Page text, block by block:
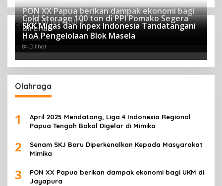
Ekonomi
PON XX Papua berikan dampak ekonomi bagi
UKM di Jayapura
121 Dilihat
Cold Storage 100 ton di PPI Pomako Segera
Direhab
106 Dilihat
SKK Migas dan Inpex Indonesia Tandatangani
HoA Pengelolaan Blok Masela
84 Dilihat
Olahraga
1
April 2025 Mendatang, Liga 4 Indonesia Regional
Papua Tengah Bakal Digelar di Mimika
2
Senam SKJ Baru Diperkenalkan Kepada Masyarakat
Mimika
3
PON XX Papua berikan dampak ekonomi bagi UKM di
Jayapura